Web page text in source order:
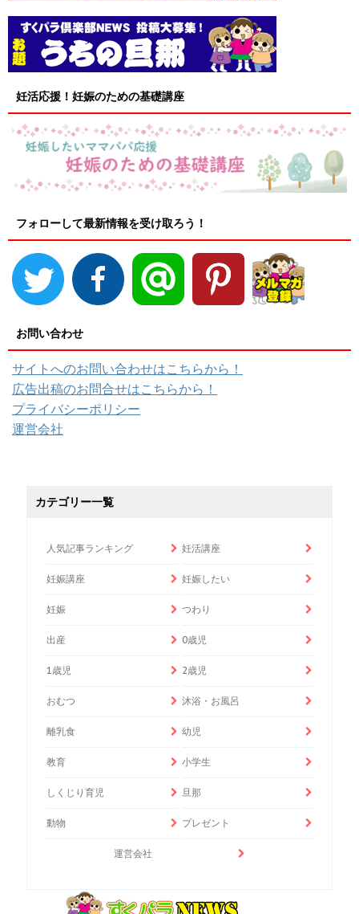
妊活応援！妊娠のための基礎講座
フォローして最新情報を受け取ろう！
お問い合わせ
サイトへのお問い合わせはこちらから！
広告出稿のお問合せはこちらから！
プライバシーポリシー
運営会社
カテゴリー一覧
人気記事ランキング 妊活講座
妊娠講座 妊娠したい
妊娠 つわり
出産 0歳児
1歳児 2歳児
おむつ 沐浴・お風呂
離乳食 幼児
教育 小学生
しくじり育児 旦那
動物 プレゼント
運営会社